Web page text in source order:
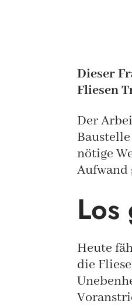
Dieser
Fliesen
Der
nötige
Aufwand
Los
Heute
die